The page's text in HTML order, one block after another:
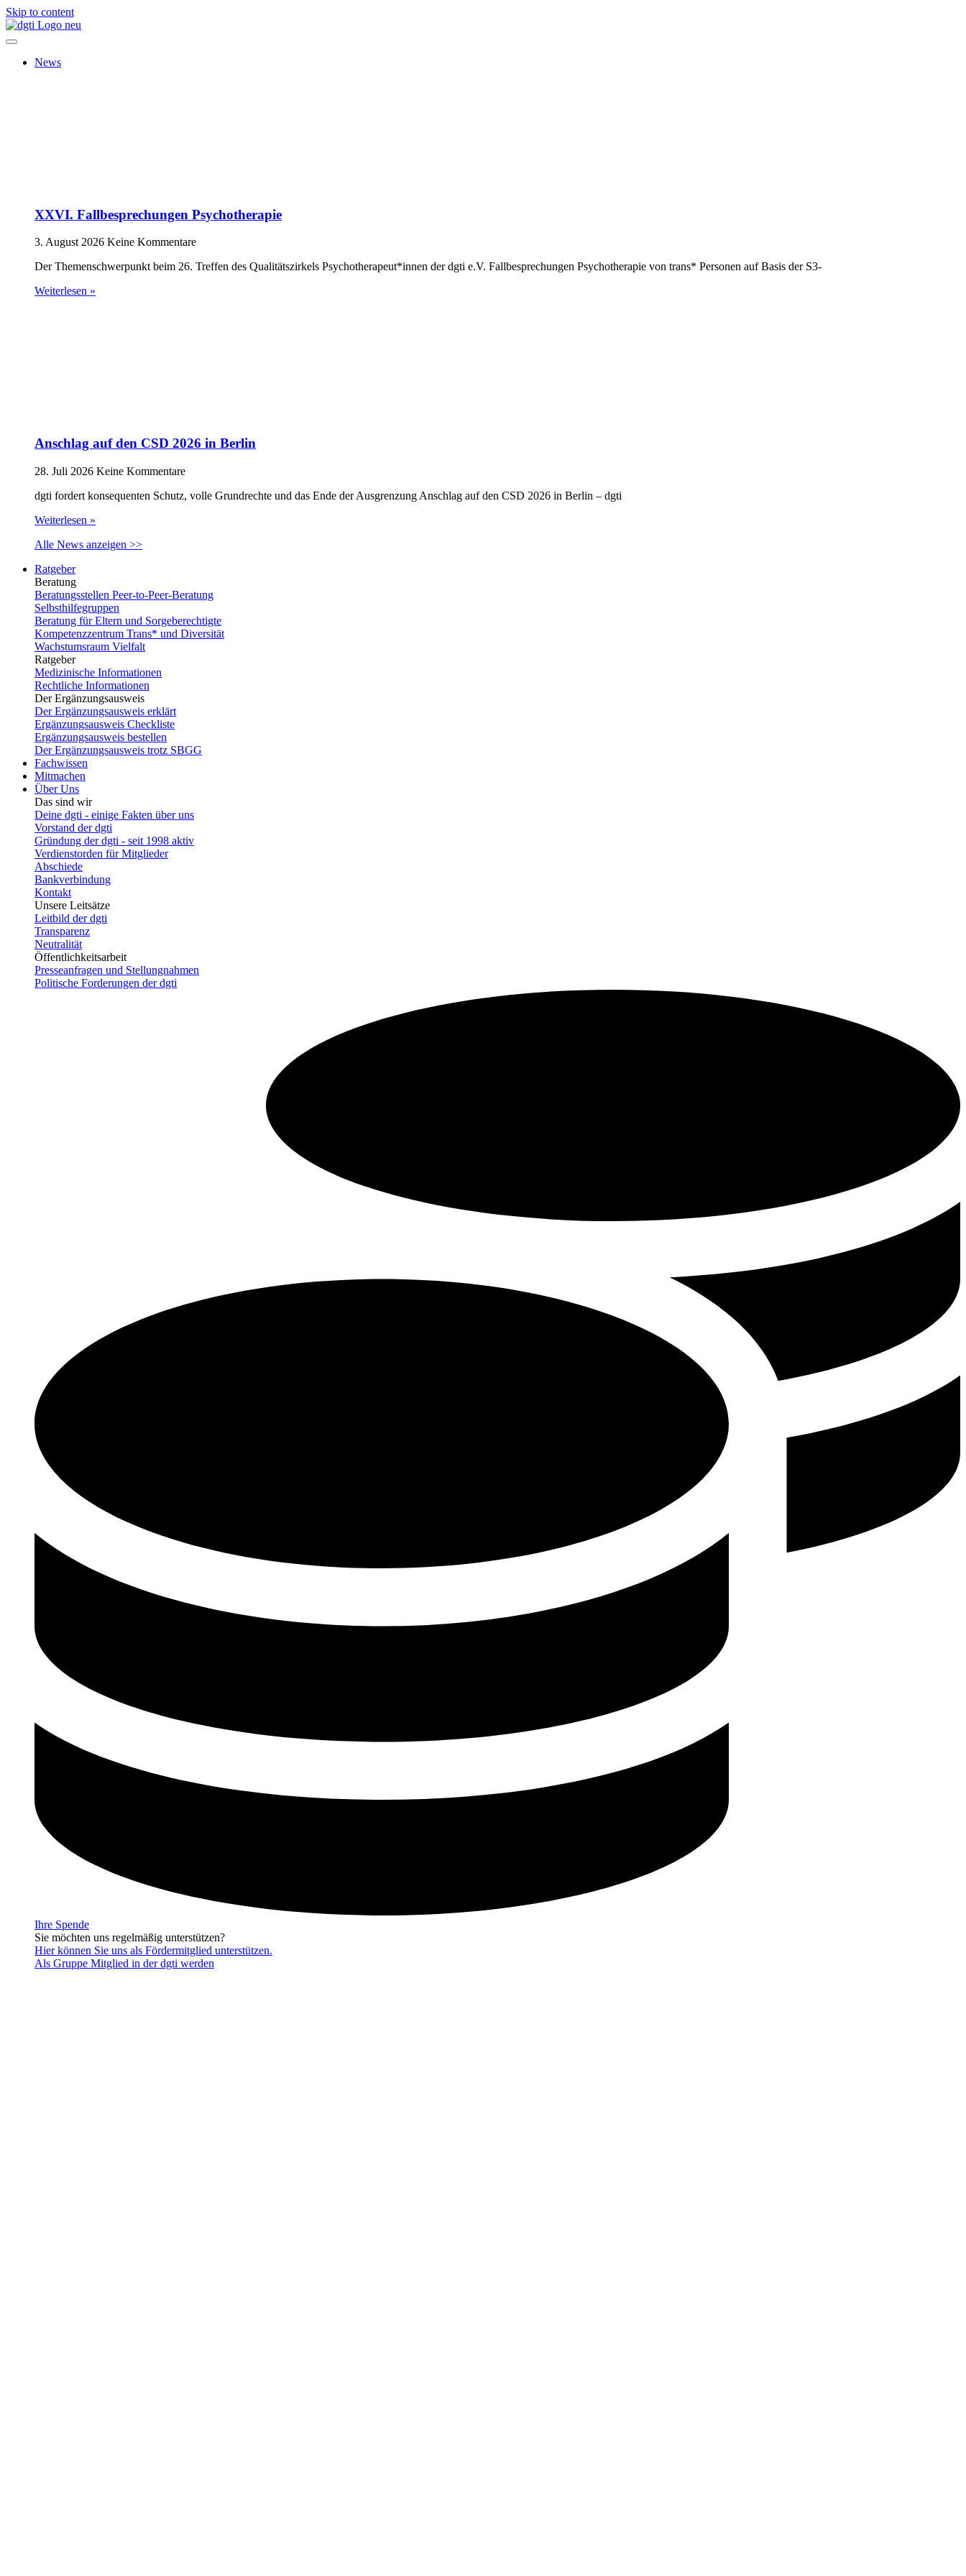
Skip to content
News
XXVI. Fallbesprechungen Psychotherapie
3. August 2026 Keine Kommentare
Der Themenschwerpunkt beim 26. Treffen des Qualitätszirkels Psychotherapeut*innen der dgti e.V. Fallbesprechungen Psychotherapie von trans* Personen auf Basis der S3-
Weiterlesen »
Anschlag auf den CSD 2026 in Berlin
28. Juli 2026 Keine Kommentare
dgti fordert konsequenten Schutz, volle Grundrechte und das Ende der Ausgrenzung Anschlag auf den CSD 2026 in Berlin – dgti
Weiterlesen »
Alle News anzeigen >>
Ratgeber
Beratung
Beratungsstellen Peer-to-Peer-Beratung
Selbsthilfegruppen
Beratung für Eltern und Sorgeberechtigte
Kompetenzzentrum Trans* und Diversität
Wachstumsraum Vielfalt
Ratgeber
Medizinische Informationen
Rechtliche Informationen
Der Ergänzungsausweis
Der Ergänzungsausweis erklärt
Ergänzungsausweis Checkliste
Ergänzungsausweis bestellen
Der Ergänzungsausweis trotz SBGG
Fachwissen
Mitmachen
Über Uns
Das sind wir
Deine dgti - einige Fakten über uns
Vorstand der dgti
Gründung der dgti - seit 1998 aktiv
Verdienstorden für Mitglieder
Abschiede
Bankverbindung
Kontakt
Unsere Leitsätze
Leitbild der dgti
Transparenz
Neutralität
Öffentlichkeitsarbeit
Presseanfragen und Stellungnahmen
Politische Forderungen der dgti
Ihre Spende
Sie möchten uns regelmäßig unterstützen?
Hier können Sie uns als Fördermitglied unterstützen.
Als Gruppe Mitglied in der dgti werden